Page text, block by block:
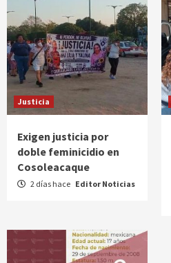
Justicia
Exigen justicia por
doble feminicidio en
Cosoleacaque
2 días hace Editor Noticias